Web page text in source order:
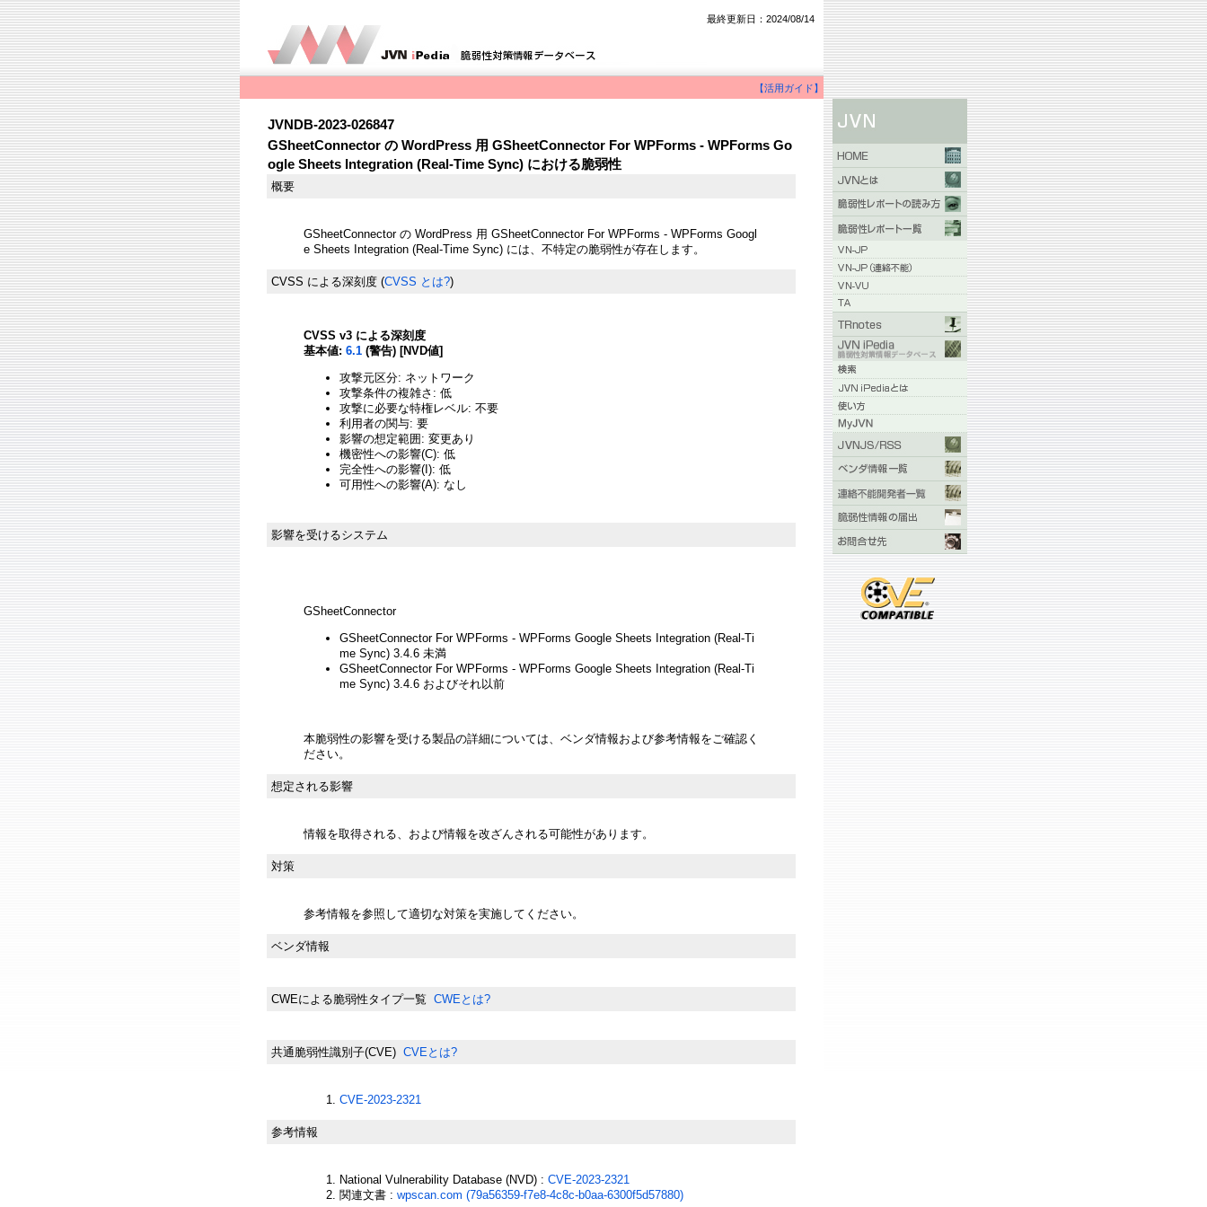
最終更新日：2024/08/14
【活用ガイド】
JVNDB-2023-026847
GSheetConnector の WordPress 用 GSheetConnector For WPForms - WPForms Go
ogle Sheets Integration (Real-Time Sync) における脆弱性
概要
GSheetConnector の WordPress 用 GSheetConnector For WPForms - WPForms Googl
e Sheets Integration (Real-Time Sync) には、不特定の脆弱性が存在します。
CVSS による深刻度 (CVSS とは?)
CVSS v3 による深刻度
基本値: 6.1 (警告) [NVD値]
攻撃元区分: ネットワーク
攻撃条件の複雑さ: 低
攻撃に必要な特権レベル: 不要
利用者の関与: 要
影響の想定範囲: 変更あり
機密性への影響(C): 低
完全性への影響(I): 低
可用性への影響(A): なし
影響を受けるシステム
GSheetConnector
GSheetConnector For WPForms - WPForms Google Sheets Integration (Real-Ti
me Sync) 3.4.6 未満
GSheetConnector For WPForms - WPForms Google Sheets Integration (Real-Ti
me Sync) 3.4.6 およびそれ以前
本脆弱性の影響を受ける製品の詳細については、ベンダ情報および参考情報をご確認く
ださい。
想定される影響
情報を取得される、および情報を改ざんされる可能性があります。
対策
参考情報を参照して適切な対策を実施してください。
ベンダ情報
CWEによる脆弱性タイプ一覧 CWEとは?
共通脆弱性識別子(CVE) CVEとは?
CVE-2023-2321
参考情報
National Vulnerability Database (NVD) : CVE-2023-2321
関連文書 : wpscan.com (79a56359-f7e8-4c8c-b0aa-6300f5d57880)